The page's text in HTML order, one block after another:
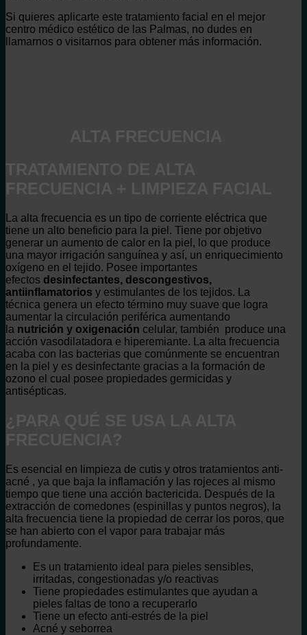
Si quieres aplicarte este tratamiento facial en el mejor
centro médico estético de las Palmas, no dudes en
llamarnos o visitarnos para obtener más información.
La alta frecuencia es un tipo de corriente eléctrica que
tiene un alto beneficio para la piel. Tiene por objetivo
generar un aumento de calor en la piel, lo que produce
una mayor irrigación sanguínea y así, un enriquecimiento
oxígeno en el tejido. Posee importantes
efectos desinfectantes, descongestivos,
antiinflamatorios y estimulantes de los tejidos. La
técnica genera un efecto término muy suave que logra
aumentar la circulación periférica aumentando
la nutrición y oxigenación celular, también produce una
acción vasodilatadora e hiperemiante. La alta frecuencia
acaba con las bacterias que comúnmente se encuentran
en la piel y es desinfectante gracias a la formación de
ozono el cual posee propiedades germicidas y
antisépticas.
Es esencial en limpieza de cutis y otros tratamientos anti-
acné , ya que baja la inflamación y las rojeces al mismo
tiempo que tiene una acción bactericida. Después de la
extracción de comedones (espinillas y puntos negros), la
alta frecuencia tiene la propiedad de cerrar los poros, que
se han abierto con el vapor para trabajar más
profundamente.
Es un tratamiento ideal para pieles sensibles,
irritadas, congestionadas y/o reactivas
Tiene propiedades estimulantes que ayudan a
pieles faltas de tono a recuperarlo
Tiene un efecto anti-estrés de la piel
Acné y seborrea